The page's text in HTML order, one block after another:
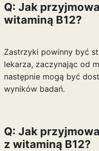
Q: Jak
witaminą B12?
Zastrzyki powinny być
lekarza, zaczynając od
następnie mogą być
wyników badań.
Q: Jak
z witaminą B12?